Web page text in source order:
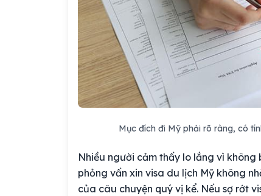
Mục đích đi Mỹ phải rõ ràng, có
Nhiều người cảm thấy lo lắng vì không
phỏng vấn xin visa du lịch Mỹ không
của câu chuyện quý vị kể. Nếu sợ rớt